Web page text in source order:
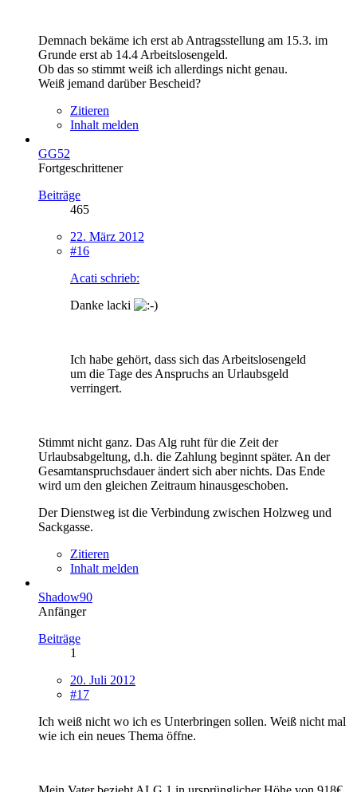
Demnach bekäme ich erst ab Antragsstellung am 15.3. im
Grunde erst ab 14.4 Arbeitslosengeld.
Ob das so stimmt weiß ich allerdings nicht genau.
Weiß jemand darüber Bescheid?
Zitieren
Inhalt melden
GG52
Fortgeschrittener
Beiträge
465
22. März 2012
#16
Acati schrieb:
Danke lacki
Ich habe gehört, dass sich das Arbeitslosengeld
um die Tage des Anspruchs an Urlaubsgeld
verringert.
Stimmt nicht ganz. Das Alg ruht für die Zeit der
Urlaubsabgeltung, d.h. die Zahlung beginnt später. An der
Gesamtanspruchsdauer ändert sich aber nichts. Das Ende
wird um den gleichen Zeitraum hinausgeschoben.
Der Dienstweg ist die Verbindung zwischen Holzweg und
Sackgasse.
Zitieren
Inhalt melden
Shadow90
Anfänger
Beiträge
1
20. Juli 2012
#17
Ich weiß nicht wo ich es Unterbringen sollen. Weiß nicht mal
wie ich ein neues Thema öffne.